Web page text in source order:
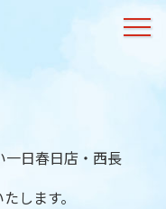
一日春日店・西長
します。